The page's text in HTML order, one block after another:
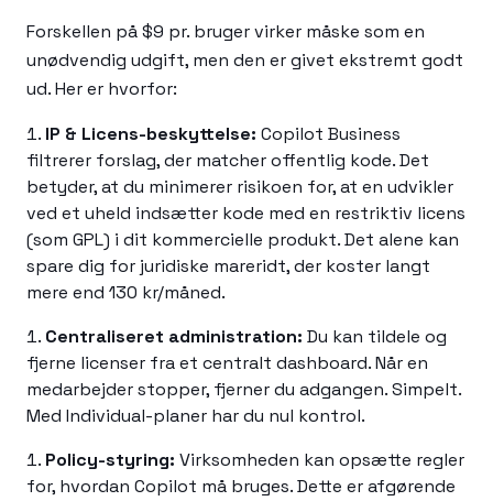
Forskellen på $9 pr. bruger virker måske som en
unødvendig udgift, men den er givet ekstremt godt
ud. Her er hvorfor:
IP & Licens-beskyttelse: Copilot Business
filtrerer forslag, der matcher offentlig kode. Det
betyder, at du minimerer risikoen for, at en udvikler
ved et uheld indsætter kode med en restriktiv licens
(som GPL) i dit kommercielle produkt. Det alene kan
spare dig for juridiske mareridt, der koster langt
mere end 130 kr/måned.
Centraliseret administration: Du kan tildele og
fjerne licenser fra et centralt dashboard. Når en
medarbejder stopper, fjerner du adgangen. Simpelt.
Med Individual-planer har du nul kontrol.
Policy-styring: Virksomheden kan opsætte regler
for, hvordan Copilot må bruges. Dette er afgørende